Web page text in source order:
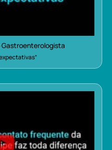
Gastroenterologista